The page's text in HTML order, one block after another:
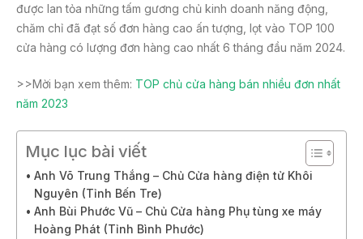
được lan tỏa những tấm gương chủ kinh doanh năng động,
chăm chỉ đã đạt số đơn hàng cao ấn tượng, lọt vào TOP 100
cửa hàng có lượng đơn hàng cao nhất 6 tháng đầu năm 2024.
>>Mời bạn xem thêm: TOP chủ cửa hàng bán nhiều đơn nhất
năm 2023
Mục lục bài viết
Anh Võ Trung Thắng – Chủ Cửa hàng điện tử Khôi
Nguyên (Tỉnh Bến Tre)
Anh Bùi Phước Vũ – Chủ Cửa hàng Phụ tùng xe máy
Hoàng Phát (Tỉnh Bình Phước)